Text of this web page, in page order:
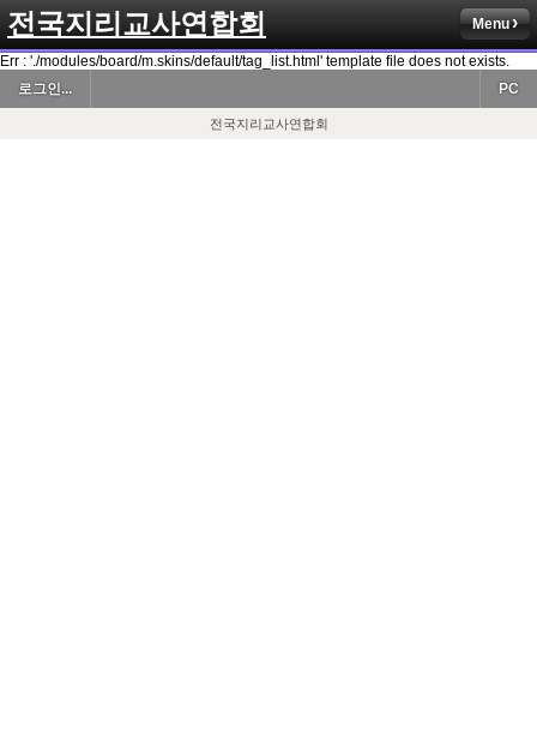
전국지리교사연합회 Menu
Err : './modules/board/m.skins/default/tag_list.html' template file does not exists.
로그인...
PC
전국지리교사연합회